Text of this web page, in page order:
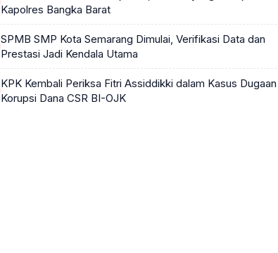
Kapolres Bangka Barat
SPMB SMP Kota Semarang Dimulai, Verifikasi Data dan
Prestasi Jadi Kendala Utama
KPK Kembali Periksa Fitri Assiddikki dalam Kasus Dugaan
Korupsi Dana CSR BI-OJK